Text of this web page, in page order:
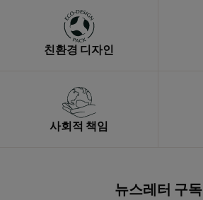
친환경 디자인
사회적 책임
뉴스레터 구독